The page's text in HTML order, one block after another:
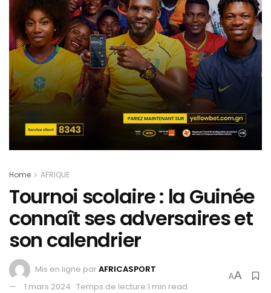
Home AFRIQUE
Tournoi scolaire : la Guinée
connaît ses adversaires et
son calendrier
Mis en ligne parAFRICASPORT
1 mars 2024 Temps de lecture:1 min read
AA